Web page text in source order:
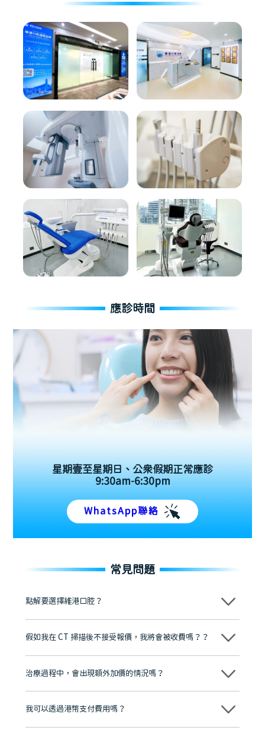
應診時間
星期壹至星期日、公眾假期正常應診
9:30am-6:30pm
WhatsApp聯絡
常見問題
點解要選擇維港口腔？
維港口腔踐行「醫道濟世」的大學校訓，各分院匯聚來自香港、內地的
牌」、「2025香港企業領袖品牌」，是諾貝爾種植系統全球放心植牙中
至今已服務超過三十個國家和地區的顧客，受到粵港澳大灣區及周邊城
市市民極高的口碑評價及信任推薦 珠海、深圳設有八大分院，香港亦設
有咨詢及服務保障中心，有任何問題都可以隨時預約免費咨詢，讓人十
假如我在 CT 掃描後不接受報價，我將會被收費嗎？？
不會！只要未開始實際服務之前，你不會被收取任何費用。
治療過程中，會出現額外加價的情況嗎？
不會，治療前我們會詳細說明治療方案及對應的價錢，顧客同意並簽字
我可以透過港幣支付費用嗎？
可以。維港口腔會按照當日匯率轉算收取費用，而匯率會及時告知客人